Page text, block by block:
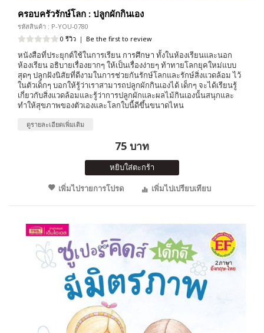
ครอบครัวรักษ์โลก : ปลูกผักกินเอง
รหัสสินค้า : P-YOU-0780
0 รีวิว | Be the first to review
หนังสือที่ประยุกต์ใช้ในการเรียน การศึกษา ทั้งในห้องเรียนและนอก
ห้องเรียน อธิบายเรื่องยากๆ ให้เป็นเรื่องง่ายๆ ท้าทายโลกยุคใหม่แบบ
สุดๆ ปลูกฝังนิสัยที่ดีงามในการช่วยกันรักษ์โลกและรักษ์สิ่งแวดล้อม ไว้
ในตัวเด็กๆ บอกให้รู้ว่าเราสามารถปลูกผักกินเองได้ เด็กๆ จะได้เรียนรู้
เกี่ยวกับสิ่งแวดล้อมและรู้ว่าการปลูกผักและผลไม้กินเองนั้นสนุกและ
ทำให้สุขภาพของตัวเองและโลกใบนี้ดีขึ้นขนาดไหน
ดูรายละเอียดเพิ่มเติม
75 บาท
หยิบใส่ตะกร้า
เพิ่มไปรายการโปรด
เพิ่มไปเปรียบเทียบ